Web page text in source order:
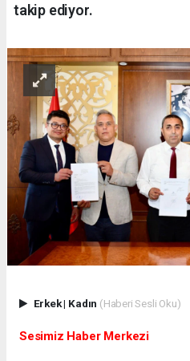
takip ediyor.
Erkek| Kadın (Haberi Sesli Oku)
Sesimiz Haber Merkezi